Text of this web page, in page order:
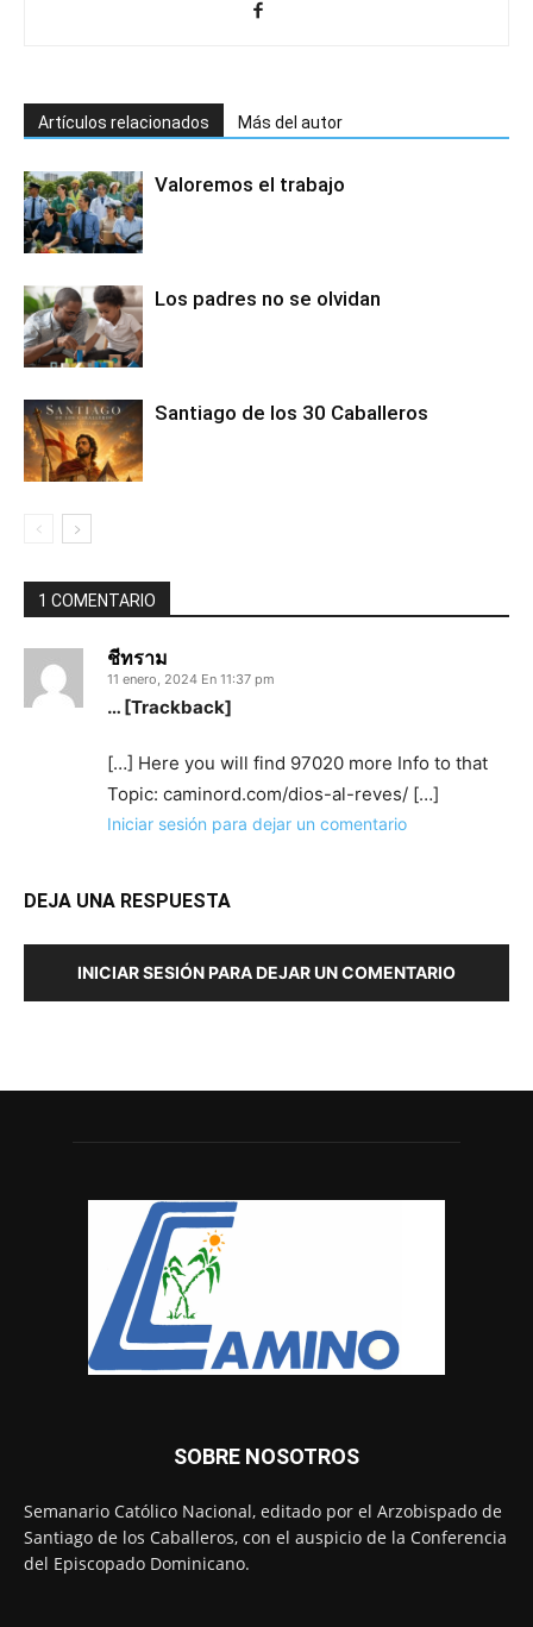
Artículos relacionados Más del autor
Valoremos el trabajo
Los padres no se olvidan
Santiago de los 30 Caballeros
1 COMENTARIO
ชีทราม
11 enero, 2024 En 11:37 pm
… [Trackback]
[…] Here you will find 97020 more Info to that
Topic: caminord.com/dios-al-reves/ […]
Iniciar sesión para dejar un comentario
DEJA UNA RESPUESTA
INICIAR SESIÓN PARA DEJAR UN COMENTARIO
SOBRE NOSOTROS
Semanario Católico Nacional, editado por el Arzobispado de
Santiago de los Caballeros, con el auspicio de la Conferencia
del Episcopado Dominicano.